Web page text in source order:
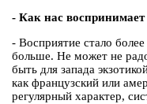
- Как нас
- Восприятие стало
больше. Не может не
быть для запада
как французский или
регулярный характер,